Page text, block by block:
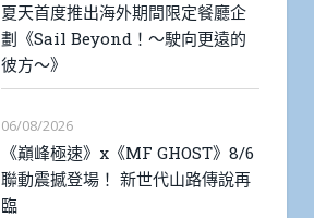
夏天首度推出海外期間限定餐廳企
劃《Sail Beyond！～駛向更遠的
彼方～》
06/08/2026
《巔峰極速》x《MF GHOST》8/6
聯動震撼登場！ 新世代山路傳說再
臨